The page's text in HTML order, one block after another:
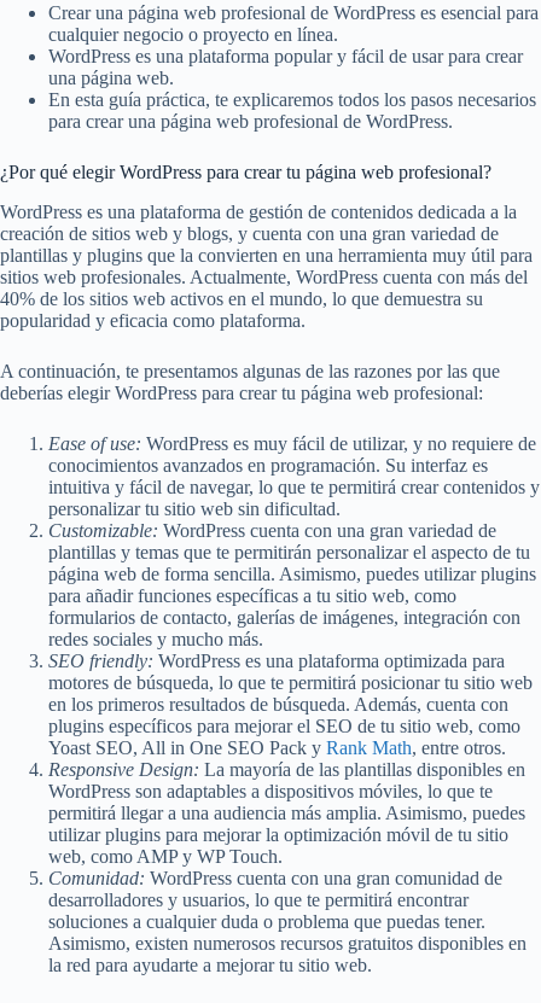
Crear una página web profesional de WordPress es esencial para
cualquier negocio o proyecto en línea.
WordPress es una plataforma popular y fácil de usar para crear
una página web.
En esta guía práctica, te explicaremos todos los pasos necesarios
para crear una página web profesional de WordPress.
¿Por qué elegir WordPress para crear tu página web profesional?
WordPress es una plataforma de gestión de contenidos dedicada a la
creación de sitios web y blogs, y cuenta con una gran variedad de
plantillas y plugins que la convierten en una herramienta muy útil para
sitios web profesionales. Actualmente, WordPress cuenta con más del
40% de los sitios web activos en el mundo, lo que demuestra su
popularidad y eficacia como plataforma.
A continuación, te presentamos algunas de las razones por las que
deberías elegir WordPress para crear tu página web profesional:
Ease of use: WordPress es muy fácil de utilizar, y no requiere de
conocimientos avanzados en programación. Su interfaz es
intuitiva y fácil de navegar, lo que te permitirá crear contenidos y
personalizar tu sitio web sin dificultad.
Customizable: WordPress cuenta con una gran variedad de
plantillas y temas que te permitirán personalizar el aspecto de tu
página web de forma sencilla. Asimismo, puedes utilizar plugins
para añadir funciones específicas a tu sitio web, como
formularios de contacto, galerías de imágenes, integración con
redes sociales y mucho más.
SEO friendly: WordPress es una plataforma optimizada para
motores de búsqueda, lo que te permitirá posicionar tu sitio web
en los primeros resultados de búsqueda. Además, cuenta con
plugins específicos para mejorar el SEO de tu sitio web, como
Yoast SEO, All in One SEO Pack y Rank Math, entre otros.
Responsive Design: La mayoría de las plantillas disponibles en
WordPress son adaptables a dispositivos móviles, lo que te
permitirá llegar a una audiencia más amplia. Asimismo, puedes
utilizar plugins para mejorar la optimización móvil de tu sitio
web, como AMP y WP Touch.
Comunidad: WordPress cuenta con una gran comunidad de
desarrolladores y usuarios, lo que te permitirá encontrar
soluciones a cualquier duda o problema que puedas tener.
Asimismo, existen numerosos recursos gratuitos disponibles en
la red para ayudarte a mejorar tu sitio web.